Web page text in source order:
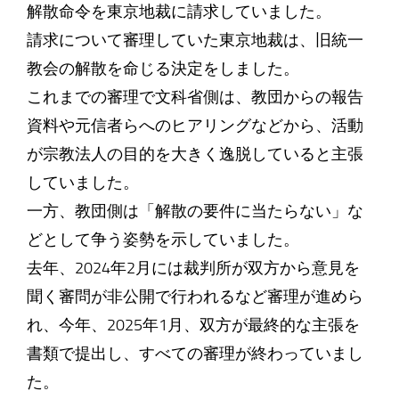
解散命令を東京地裁に請求していました。
請求について審理していた東京地裁は、旧統一
教会の解散を命じる決定をしました。
これまでの審理で文科省側は、教団からの報告
資料や元信者らへのヒアリングなどから、活動
が宗教法人の目的を大きく逸脱していると主張
していました。
一方、教団側は「解散の要件に当たらない」な
どとして争う姿勢を示していました。
去年、2024年2月には裁判所が双方から意見を
聞く審問が非公開で行われるなど審理が進めら
れ、今年、2025年1月、双方が最終的な主張を
書類で提出し、すべての審理が終わっていまし
た。